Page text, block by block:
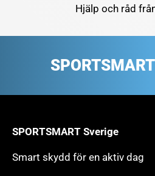
Hjälp och råd
SPORTSMART Sverige
Smart skydd för en aktiv dag